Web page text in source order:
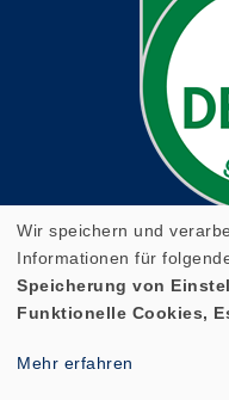
Cookie Einstellungen
Wir speichern und
Informationen für
Speicherung von
Funktionelle Cookies,
Mehr erfahren